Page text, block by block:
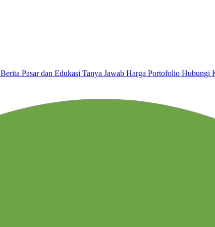
Berita Pasar dan Edukasi Tanya Jawab Harga Portofolio Hubungi